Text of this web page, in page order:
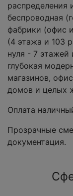
распределения
беспроводная
фабрики (офис
(4 этажа и 103
нуля - 7 этажей
глубокая
магазинов,
домов и целых
Оплата
Прозрачные
документация.